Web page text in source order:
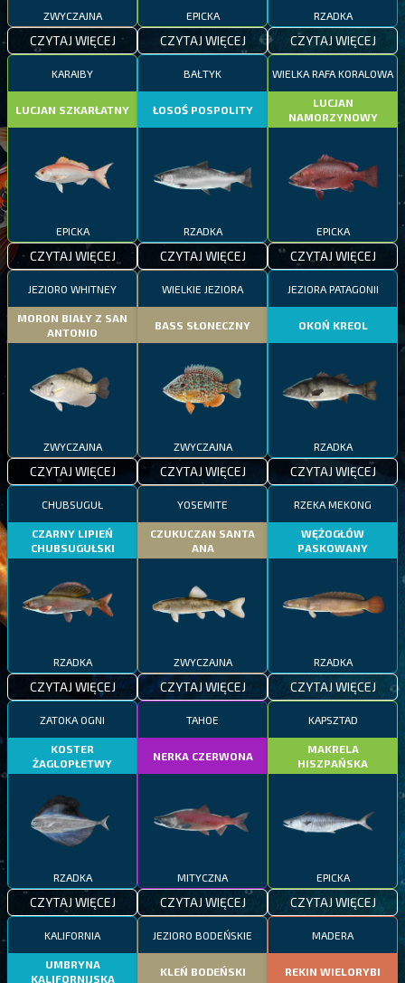
ZWYCZAJNA
CZYTAJ WIĘCEJ
EPICKA
CZYTAJ WIĘCEJ
RZADKA
CZYTAJ WIĘCEJ
KARAIBY
LUCJAN SZKARŁATNY
EPICKA
CZYTAJ WIĘCEJ
BAŁTYK
ŁOSOŚ POSPOLITY
RZADKA
CZYTAJ WIĘCEJ
WIELKA RAFA KORALOWA
LUCJAN
NAMORZYNOWY
EPICKA
CZYTAJ WIĘCEJ
JEZIORO WHITNEY
MORON BIAŁY Z SAN
ANTONIO
ZWYCZAJNA
CZYTAJ WIĘCEJ
WIELKIE JEZIORA
BASS SŁONECZNY
ZWYCZAJNA
CZYTAJ WIĘCEJ
JEZIORA PATAGONII
OKOŃ KREOL
RZADKA
CZYTAJ WIĘCEJ
CHUBSUGUŁ
CZARNY LIPIEŃ
CHUBSUGUŁSKI
RZADKA
CZYTAJ WIĘCEJ
YOSEMITE
CZUKUCZAN SANTA
ANA
ZWYCZAJNA
CZYTAJ WIĘCEJ
RZEKA MEKONG
WĘŻOGŁÓW
PASKOWANY
RZADKA
CZYTAJ WIĘCEJ
ZATOKA OGNI
KOSTER
ŻAGLOPŁETWY
RZADKA
CZYTAJ WIĘCEJ
TAHOE
NERKA CZERWONA
MITYCZNA
CZYTAJ WIĘCEJ
KAPSZTAD
MAKRELA
HISZPAŃSKA
EPICKA
CZYTAJ WIĘCEJ
KALIFORNIA
UMBRYNA
KALIFORNIJSKA
JEZIORO BODEŃSKIE
KLEŃ BODEŃSKI
MADERA
REKIN WIELORYBI